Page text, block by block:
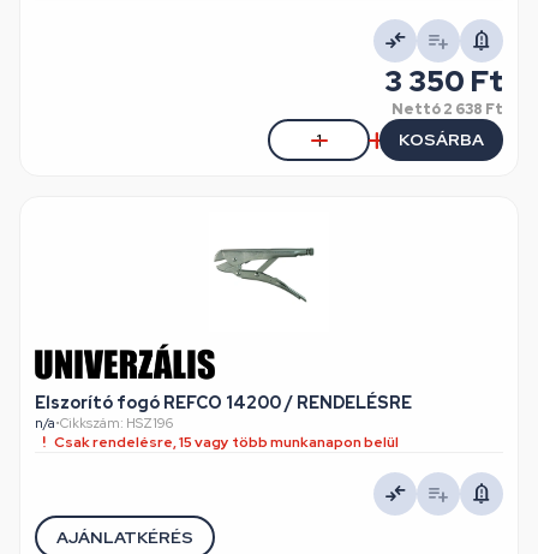
3 350 Ft
Nettó2 638 Ft
KOSÁRBA
Elszorító fogó REFCO 14200 / RENDELÉSRE
n/a•Cikkszám: HSZ196
Csak rendelésre, 15 vagy több munkanapon belül
AJÁNLATKÉRÉS